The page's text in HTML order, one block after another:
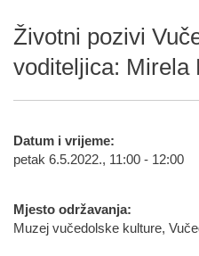
Životni pozivi
voditeljica: Mirela
Datum i vrijeme:
petak 6.5.2022., 11:00 - 12:00
Mjesto održavanja:
Muzej vučedolske kulture,